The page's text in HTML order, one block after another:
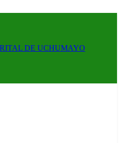
DE UCHUMAYO